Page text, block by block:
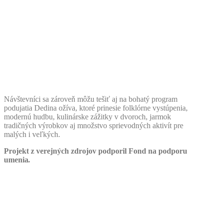
Návštevníci sa zároveň môžu tešiť aj na bohatý program
podujatia Dedina ožíva, ktoré prinesie folklórne vystúpenia,
modernú hudbu, kulinárske zážitky v dvoroch, jarmok
tradičných výrobkov aj množstvo sprievodných aktivít pre
malých i veľkých.
Projekt z verejných zdrojov podporil Fond na podporu
umenia.